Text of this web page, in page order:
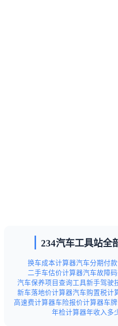
234汽车工具站全
换车成本计算器汽车分期付
二手车估价计算器汽车故障
汽车保养项目查询工具新手驾驶
新车落地价计算器汽车购置税计
高速费计算器车险报价计算器车
年检计算器年收入多